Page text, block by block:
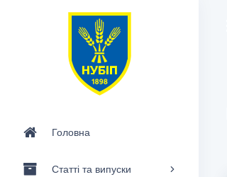
Головна
Статті та випуски